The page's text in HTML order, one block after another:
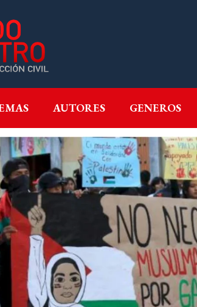
AUTORES GENEROS
SECCIONES